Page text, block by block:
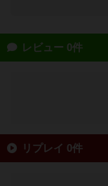
レビュー 0件
リプレイ 0件